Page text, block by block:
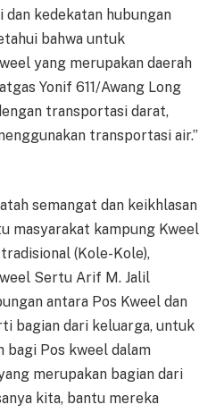
kedekatan hubungan
bahwa untuk
yang merupakan daerah
Yonif 611/Awang Long
transportasi darat,
transportasi air.”
semangat dan keikhlasan
masyarakat kampung Kweel
(Kole-Kole),
Sertu Arif M. Jalil
antara Pos Kweel dan
bagian dari keluarga, untuk
bagi Pos kweel dalam
merupakan bagian dari
kita, bantu mereka